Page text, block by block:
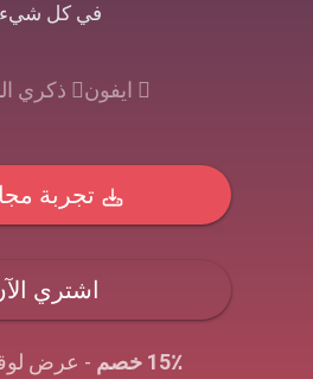
في كل
ايفون ذكري
تجربة
اشتري
15٪ خصم - عرض